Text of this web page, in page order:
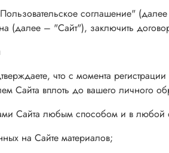
соглашение"
(далее – "Сайт"), заключить
что с момента
Сайта вплоть до вашего
Сайта любым способом и в любой
на Сайте материалов;